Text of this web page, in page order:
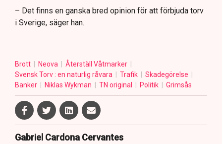
– Det finns en ganska bred opinion för att förbjuda torv
i Sverige, säger han.
Brott Neova
Återställ Våtmarker
Svensk Torv : en naturlig råvara
Trafik
Skadegörelse
Banker
Niklas Wykman TN original Politik Grimsås
Gabriel Cardona Cervantes